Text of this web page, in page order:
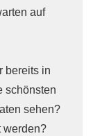
auf
bereits in
schönsten
sehen?
werden?